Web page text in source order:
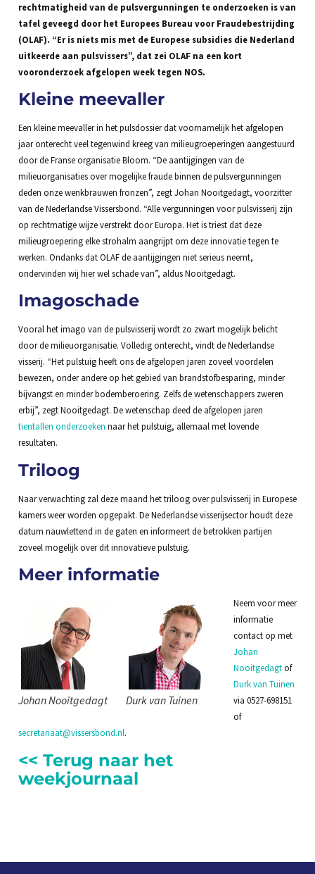
rechtmatigheid van de pulsvergunningen te onderzoeken is van
tafel geveegd door het Europees Bureau voor Fraudebestrijding
(OLAF). “Er is niets mis met de Europese subsidies die Nederland
uitkeerde aan pulsvissers”, dat zei OLAF na een kort
vooronderzoek afgelopen week tegen NOS.
Kleine meevaller
Een kleine meevaller in het pulsdossier dat voornamelijk het afgelopen
jaar onterecht veel tegenwind kreeg van milieugroeperingen aangestuurd
door de Franse organisatie Bloom. “De aantijgingen van de
milieuorganisaties over mogelijke fraude binnen de pulsvergunningen
deden onze wenkbrauwen fronzen”, zegt Johan Nooitgedagt, voorzitter
van de Nederlandse Vissersbond. “Alle vergunningen voor pulsvisserij zijn
op rechtmatige wijze verstrekt door Europa. Het is triest dat deze
milieugroepering elke strohalm aangrijpt om deze innovatie tegen te
werken. Ondanks dat OLAF de aantijgingen niet serieus neemt,
ondervinden wij hier wel schade van”, aldus Nooitgedagt.
Imagoschade
Vooral het imago van de pulsvisserij wordt zo zwart mogelijk belicht
door de milieuorganisatie. Volledig onterecht, vindt de Nederlandse
visserij. “Het pulstuig heeft ons de afgelopen jaren zoveel voordelen
bewezen, onder andere op het gebied van brandstofbesparing, minder
bijvangst en minder bodemberoering. Zelfs de wetenschappers zweren
erbij”, zegt Nooitgedagt. De wetenschap deed de afgelopen jaren
tientallen onderzoeken naar het pulstuig, allemaal met lovende
resultaten.
Triloog
Naar verwachting zal deze maand het triloog over pulsvisserij in Europese
kamers weer worden opgepakt. De Nederlandse visserijsector houdt deze
datum nauwlettend in de gaten en informeert de betrokken partijen
zoveel mogelijk over dit innovatieve pulstuig.
Meer informatie
Johan Nooitgedagt Durk van Tuinen
Neem voor meer
informatie
contact op met
Johan
Nooitgedagtof
Durk van Tuinen
via 0527-698151
of
secretariaat@vissersbond.nl.
<< Terug naar het
weekjournaal